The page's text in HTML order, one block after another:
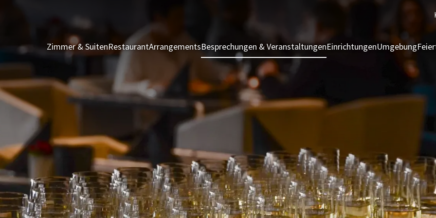
Zimmer & SuitenRestaurantArrangementsBesprechungen & VeranstaltungenEinrichtungenUmgebung